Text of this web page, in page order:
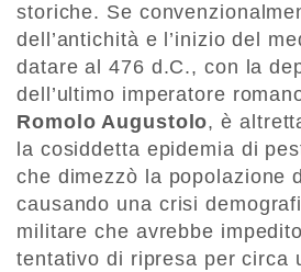
storiche. Se
dell’antichità e l’inizio del
datare al 476 d.C., con la
dell’ultimo imperatore
Romolo Augustolo, è
la cosiddetta epidemia di
che dimezzò la popolazione
causando una crisi
militare che avrebbe
tentativo di ripresa per circa